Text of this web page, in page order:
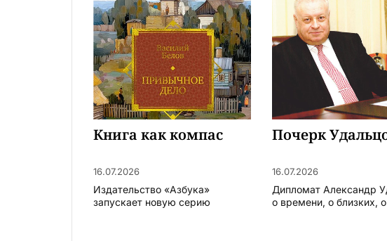
Книга как компас
16.07.2026
Издательство «Азбука»
запускает новую серию
Почерк
16.07.2026
Дипломат Александр
о времени, о близких,